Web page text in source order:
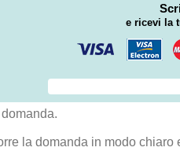
e ricevi la